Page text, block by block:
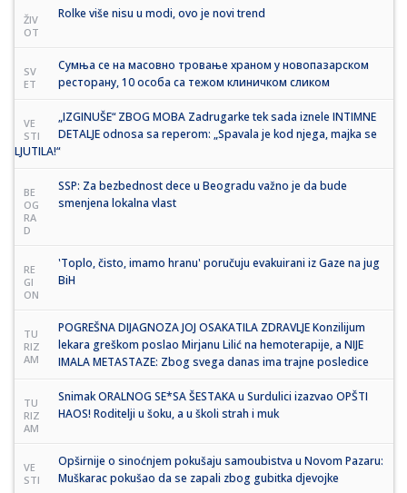
ŽIV
OT
Rolke više nisu u modi, ovo je novi trend
SV
ET
Сумња се на масовно тровање храном у новопазарском
ресторану, 10 особа са тежом клиничком сликом
VE
STI
„IZGINUŠE“ ZBOG MOBA Zadrugarke tek sada iznele INTIMNE
DETALJE odnosa sa reperom: „Spavala je kod njega, majka se
LJUTILA!“
BE
OG
RA
D
SSP: Za bezbednost dece u Beogradu važno je da bude
smenjena lokalna vlast
RE
GI
ON
'Toplo, čisto, imamo hranu' poručuju evakuirani iz Gaze na jug
BiH
TU
RIZ
AM
POGREŠNA DIJAGNOZA JOJ OSAKATILA ZDRAVLJE Konzilijum
lekara greškom poslao Mirjanu Lilić na hemoterapije, a NIJE
IMALA METASTAZE: Zbog svega danas ima trajne posledice
TU
RIZ
AM
Snimak ORALNOG SE*SA ŠESTAKA u Surdulici izazvao OPŠTI
HAOS! Roditelji u šoku, a u školi strah i muk
VE
STI
Opširnije o sinoćnjem pokušaju samoubistva u Novom Pazaru:
Muškarac pokušao da se zapali zbog gubitka djevojke